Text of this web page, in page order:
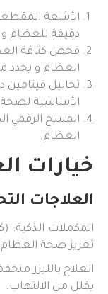
دقيقة للعظام
العظام و يحدد
تحاليل
الأساسية
المسح الرقمي
العظام.
خيارات
العلاجات
تعزيز صحة
يقلل من الالتهاب.